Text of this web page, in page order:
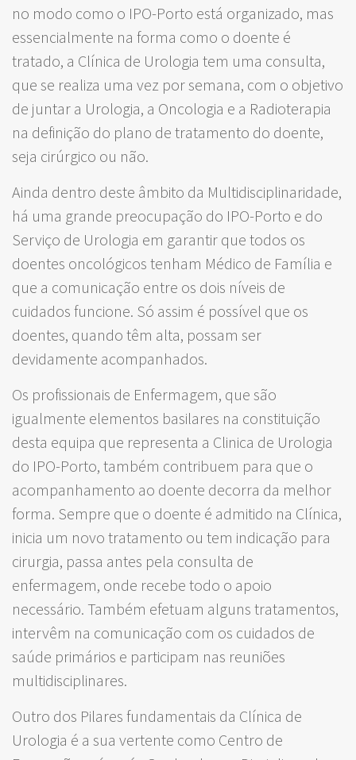
no modo como o IPO-Porto está organizado, mas
essencialmente na forma como o doente é
tratado, a Clínica de Urologia tem uma consulta,
que se realiza uma vez por semana, com o objetivo
de juntar a Urologia, a Oncologia e a Radioterapia
na definição do plano de tratamento do doente,
seja cirúrgico ou não.
Ainda dentro deste âmbito da Multidisciplinaridade,
há uma grande preocupação do IPO-Porto e do
Serviço de Urologia em garantir que todos os
doentes oncológicos tenham Médico de Família e
que a comunicação entre os dois níveis de
cuidados funcione. Só assim é possível que os
doentes, quando têm alta, possam ser
devidamente acompanhados.
Os profissionais de Enfermagem, que são
igualmente elementos basilares na constituição
desta equipa que representa a Clinica de Urologia
do IPO-Porto, também contribuem para que o
acompanhamento ao doente decorra da melhor
forma. Sempre que o doente é admitido na Clínica,
inicia um novo tratamento ou tem indicação para
cirurgia, passa antes pela consulta de
enfermagem, onde recebe todo o apoio
necessário. Também efetuam alguns tratamentos,
intervêm na comunicação com os cuidados de
saúde primários e participam nas reuniões
multidisciplinares.
Outro dos Pilares fundamentais da Clínica de
Urologia é a sua vertente como Centro de